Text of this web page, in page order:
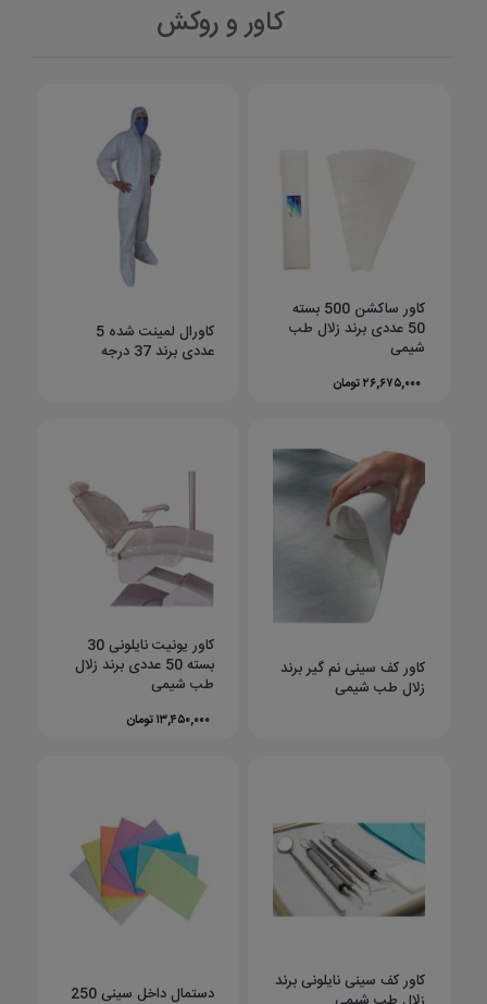
کاور و روکش
کاور ساکشن 500 بسته
50 عددی برند زلال طب
شیمی
۲۶,۶۷۵,۰۰۰ تومان
کاورال لمینت شده 5
عددی برند 37 درجه
کاور کف سینی نم گیر برند
زلال طب شیمی
کاور یونیت نایلونی 30
بسته 50 عددی برند زلال
طب شیمی
۱۳,۴۵۰,۰۰۰ تومان
کاور کف سینی نایلونی برند
دستمال داخل سینی 250